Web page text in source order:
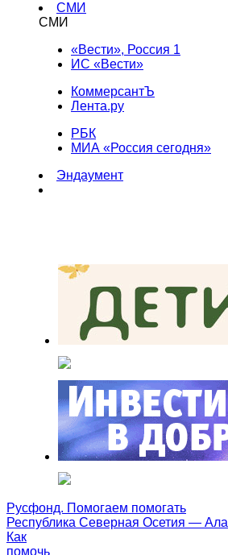
СМИ
СМИ
«Вести», Россия 1
ИС «Вести»
КоммерсантЪ
Лента.ру
РБК
МИА «Россия сегодня»
Эндаумент
Русфонд. Помогаем помогать
Республика Северная Осетия —
Как
помочь